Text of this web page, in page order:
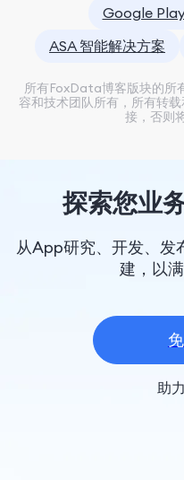
Google
ASA 智能解决方案
所有FoxData博客版块的所
容和技术团队所有，所有转
接，否则
探索您业
从App研究、开发、发
建，以
助